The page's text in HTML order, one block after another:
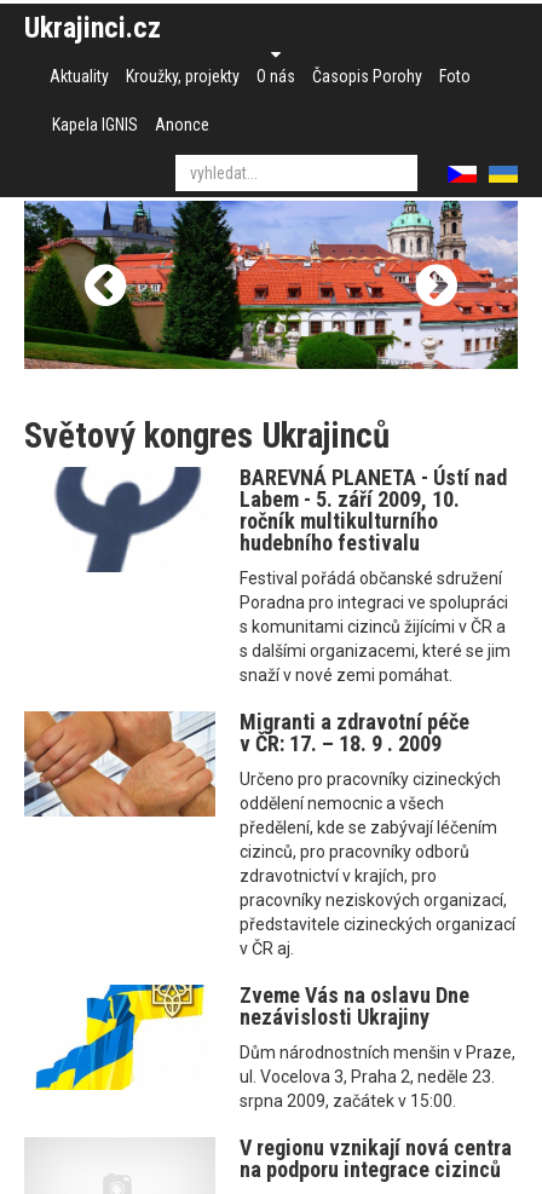
Ukrajinci.cz
Aktuality Kroužky, projekty O nás Časopis Porohy Foto
Kapela IGNIS Anonce
Světový kongres Ukrajinců
BAREVNÁ PLANETA - Ústí nad
Labem - 5. září 2009, 10.
ročník multikulturního
hudebního festivalu
Festival pořádá občanské sdružení
Poradna pro integraci ve spolupráci
s komunitami cizinců žijícími v ČR a
s dalšími organizacemi, které se jim
snaží v nové zemi pomáhat.
Migranti a zdravotní péče
v ČR: 17. – 18. 9 . 2009
Určeno pro pracovníky cizineckých
oddělení nemocnic a všech
předělení, kde se zabývají léčením
cizinců, pro pracovníky odborů
zdravotnictví v krajích, pro
pracovníky neziskových organizací,
představitele cizineckých organizací
v ČR aj.
Zveme Vás na oslavu Dne
nezávislosti Ukrajiny
Dům národnostních menšin v Praze,
ul. Vocelova 3, Praha 2, neděle 23.
srpna 2009, začátek v 15:00.
V regionu vznikají nová centra
na podporu integrace cizinců